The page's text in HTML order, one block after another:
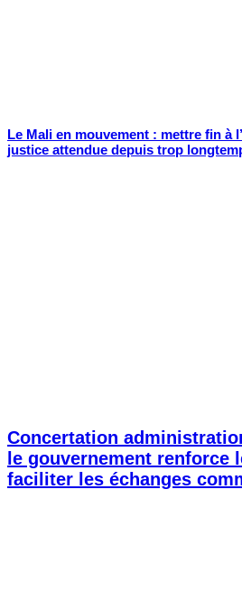
Le Mali en mouvement : mettre fin à
justice attendue depuis trop
Concertation
le gouvernement renforce
faciliter les échanges